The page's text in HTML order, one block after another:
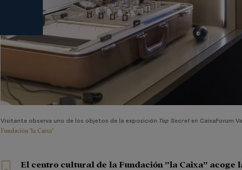
Visitante observa uno de los objetos de la exposición Top Secret en CaixaForum
Fundación "la Caixa"
El centro cultural de la Fundación ”la Caixa” acoge